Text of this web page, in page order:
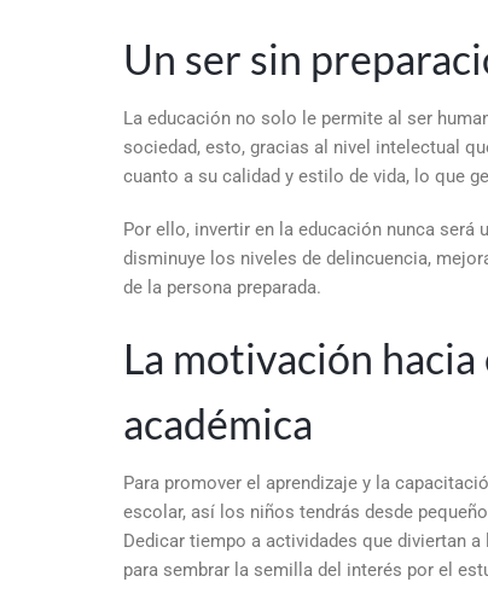
Un ser sin
La educación no solo le permite al ser
sociedad, esto, gracias al nivel intelectual
cuanto a su calidad y estilo de vida, lo que
Por ello, invertir en la educación nunca será
disminuye los niveles de delincuencia,
de la persona preparada.
La motivación
académica
Para promover el aprendizaje y la
escolar, así los niños tendrás desde
Dedicar tiempo a actividades que diviertan
para sembrar la semilla del interés por el